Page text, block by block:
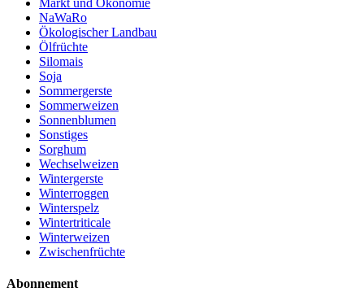
NaWaRo
Ökologischer Landbau
Ölfrüchte
Silomais
Soja
Sommergerste
Sommerweizen
Sonnenblumen
Sonstiges
Sorghum
Wechselweizen
Wintergerste
Winterroggen
Winterspelz
Wintertriticale
Winterweizen
Zwischenfrüchte
Abonnement